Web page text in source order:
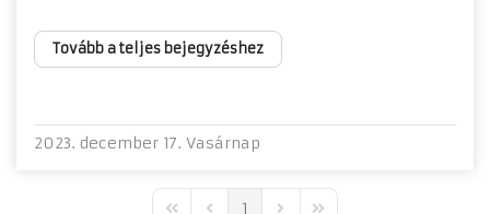
Tovább a teljes bejegyzéshez
2023. december 17. Vasárnap
1